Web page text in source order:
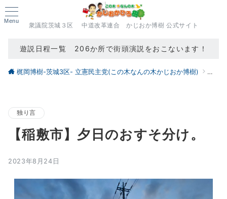
Menu
衆議院茨城３区 中道改革連合 かじおか博樹 公式サイト
遊説日程一覧 206か所で街頭演説をおこないます！
梶岡博樹-茨城3区- 立憲民主党(この木なんの木かじおか博樹) ブロ
独り言
【稲敷市】夕日のおすそ分け。
2023年8月24日